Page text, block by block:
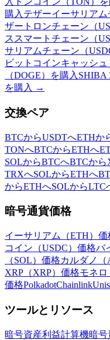
購入 テザーイーサリアム
ザートロンチェーン（
ススマートチェーン（
サリアムチェーン（
ビットコインキャッシ
（DOGE）を購入 SHIBA
を購入 →
交換ペア
BTCからUSDTへETHか
TONへBTCからETHへ
SOLからBTCへBTCから
TRXへSOLからETHへ
からETHへSOLからLTC
暗号通貨価格
イーサリアム（ETH）価
コイン（USDC）価格バ
（SOL）価格カルダノ
XRP（XRP）価格モネ
価格PolkadotChainlink
ツールとリソース
暗号資産利益計算機暗号